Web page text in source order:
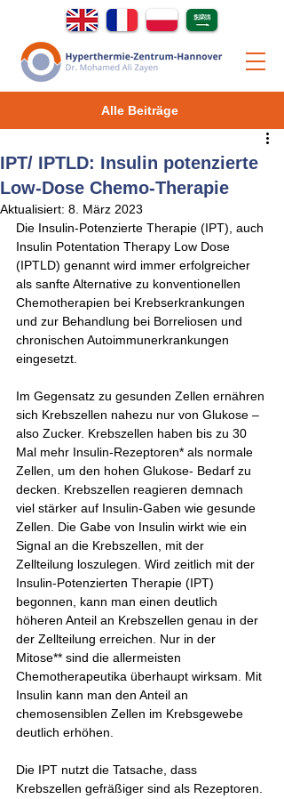
Alle Beiträge
IPT/ IPTLD: Insulin potenzierte
Low-Dose Chemo-Therapie
Aktualisiert: 8. März 2023
Die Insulin-Potenzierte Therapie (IPT), auch
Insulin Potentation Therapy Low Dose
(IPTLD) genannt wird immer erfolgreicher
als sanfte Alternative zu konventionellen
Chemotherapien bei Krebserkrankungen
und zur Behandlung bei Borreliosen und
chronischen Autoimmunerkrankungen
eingesetzt.
Im Gegensatz zu gesunden Zellen ernähren
sich Krebszellen nahezu nur von Glukose –
also Zucker. Krebszellen haben bis zu 30
Mal mehr Insulin-Rezeptoren* als normale
Zellen, um den hohen Glukose- Bedarf zu
decken. Krebszellen reagieren demnach
viel stärker auf Insulin-Gaben wie gesunde
Zellen. Die Gabe von Insulin wirkt wie ein
Signal an die Krebszellen, mit der
Zellteilung loszulegen. Wird zeitlich mit der
Insulin-Potenzierten Therapie (IPT)
begonnen, kann man einen deutlich
höheren Anteil an Krebszellen genau in der
der Zellteilung erreichen. Nur in der
Mitose** sind die allermeisten
Chemotherapeutika überhaupt wirksam. Mit
Insulin kann man den Anteil an
chemosensiblen Zellen im Krebsgewebe
deutlich erhöhen.
Die IPT nutzt die Tatsache, dass
Krebszellen gefräßiger sind als Rezeptoren.